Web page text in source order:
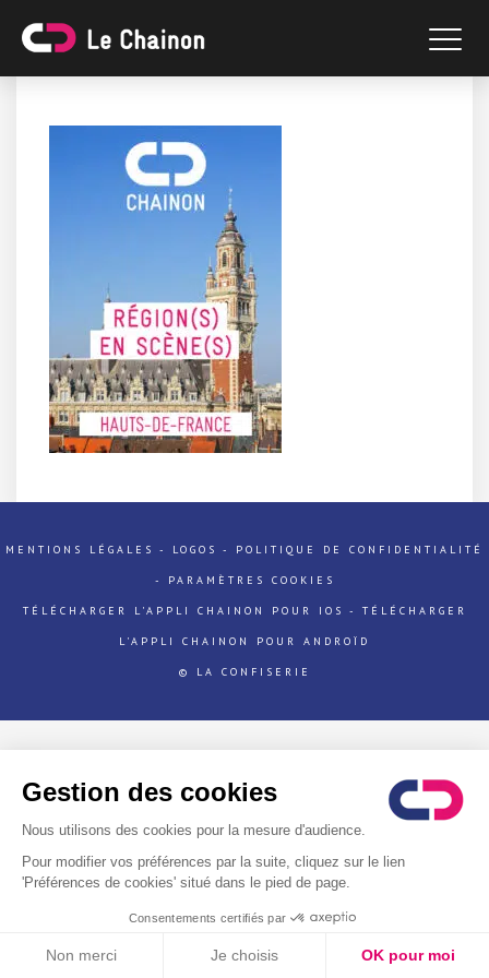
Gestion des cookies
Nous utilisons des cookies pour la mesure d'audience.
Pour modifier vos préférences par la suite, cliquez sur le lien
'Préférences de cookies' situé dans le pied de page.
Consentements certifiés par
Non merci Je choisis OK pour moi
Télécharger l'application
Apple
Android
MENTIONS LÉGALES - LOGOS - POLITIQUE DE CONFIDENTIALITÉ
- PARAMÈTRES COOKIES
TÉLÉCHARGER L'APPLI CHAINON POUR IOS - TÉLÉCHARGER
L'APPLI CHAINON POUR ANDROÏD
© LA CONFISERIE